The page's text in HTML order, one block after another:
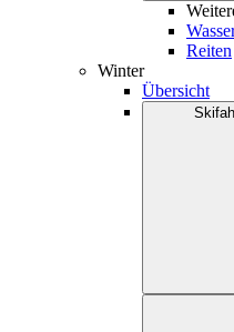
Reiten
Winter
Übersicht